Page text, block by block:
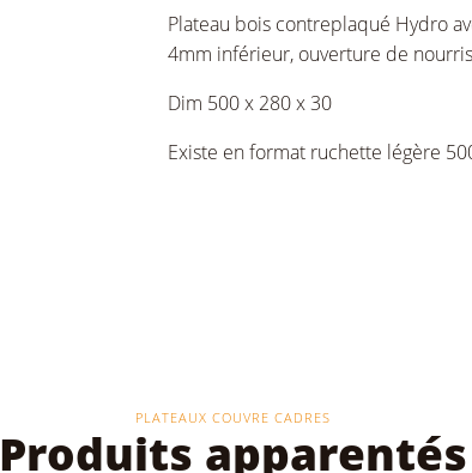
Plateau bois contreplaqué Hydro
4mm inférieur, ouverture de
Dim 500 x 280 x 30
Existe en format ruchette légère
PLATEAUX COUVRE CADRES
Produits apparentés